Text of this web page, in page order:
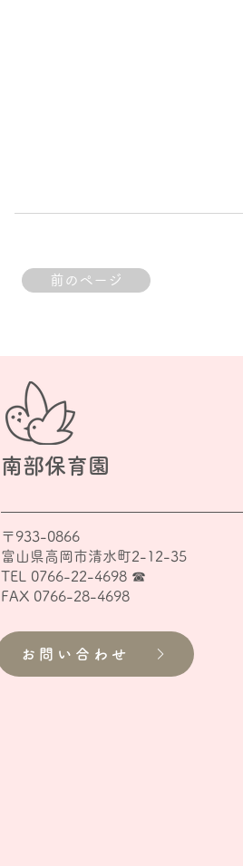
前のページ
南部保育園
〒933-0866
富山県高岡市清水町2-12-35
TEL 0766-22-4698 ☎︎
FAX 0766-28-4698
お問い合わせ